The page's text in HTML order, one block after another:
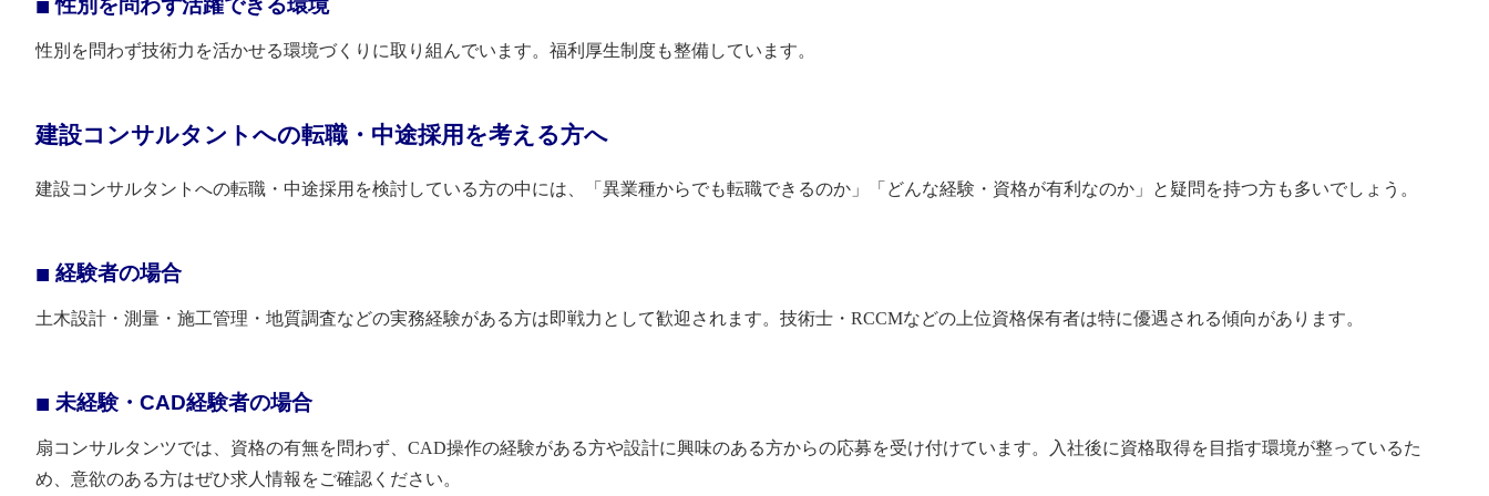
性別を問わず技術力を活かせる環境づくりに取り組んでいます。福利厚生制度も整備しています。
建設コンサルタントへの転職・中途採用を考える方へ
建設コンサルタントへの転職・中途採用を検討している方の中には、「異業種からでも転職できるのか」「どんな経験・資格が有利なのか」と疑問を持つ方も多いでしょう。
経験者の場合
土木設計・測量・施工管理・地質調査などの実務経験がある方は即戦力として歓迎されます。技術士・RCCMなどの上位資格保有者は特に優遇される傾向があります。
未経験・CAD経験者の場合
扇コンサルタンツでは、資格の有無を問わず、CAD操作の経験がある方や設計に興味のある方からの応募を受け付けています。入社後に資格取得を目指す環境が整っているた
め、意欲のある方はぜひ求人情報をご確認ください。